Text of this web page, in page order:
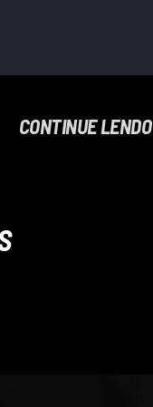
CONTINUE LENDO